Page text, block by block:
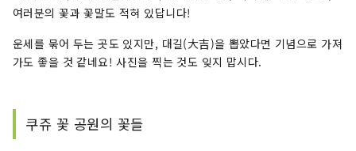
여러분의 꽃과 꽃말도 적혀 있답니다!
운세를 묶어 두는 곳도 있지만, 대길(大吉)을 뽑았다면 기념으로 가져
가도 좋을 것 같네요! 사진을 찍는 것도 잊지 맙시다.
쿠쥬 꽃 공원의 꽃들